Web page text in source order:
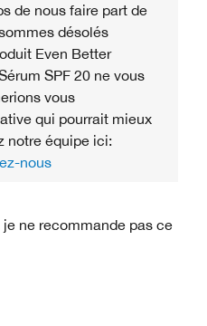
de nous faire part de
désolés
Even Better
SPF 20 ne vous
vous
qui pourrait mieux
notre équipe ici:
nous
je ne recommande pas ce